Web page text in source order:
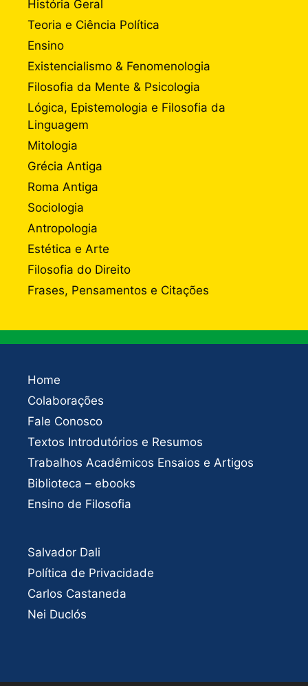
História Geral
Teoria e Ciência Política
Ensino
Existencialismo & Fenomenologia
Filosofia da Mente & Psicologia
Lógica, Epistemologia e Filosofia da
Linguagem
Mitologia
Grécia Antiga
Roma Antiga
Sociologia
Antropologia
Estética e Arte
Filosofia do Direito
Frases, Pensamentos e Citações
Home
Colaborações
Fale Conosco
Textos Introdutórios e Resumos
Trabalhos Acadêmicos Ensaios e Artigos
Biblioteca – ebooks
Ensino de Filosofia
Salvador Dali
Política de Privacidade
Carlos Castaneda
Nei Duclós